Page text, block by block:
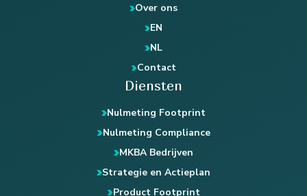
Over ons
EN
NL
Contact
Diensten
Nulmeting Footprint
Nulmeting Compliance
MKBA Bedrijven
Strategie en Actieplan
Product Footprint